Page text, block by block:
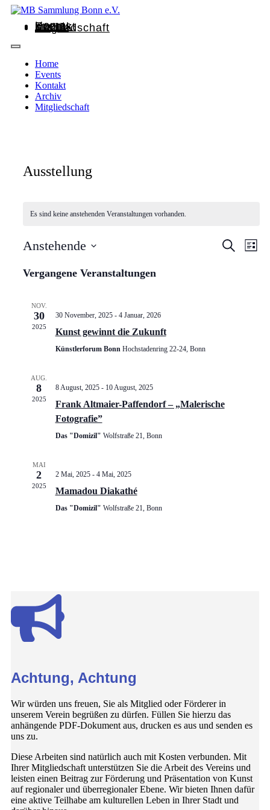
Home
Events
Kontakt
Archiv
Mitgliedschaft
Home
Events
Kontakt
Archiv
Mitgliedschaft
Ausstellung
Es sind keine anstehenden Veranstaltungen vorhanden.
Suche
Liste
Anstehende
wählen.
Vergangene Veranstaltungen
NOV.
30
2025
30 November, 2025- 4 Januar, 2026
Kunst gewinnt die Zukunft
Künstlerforum Bonn Hochstadenring 22-24, Bonn
AUG.
8
2025
8 August, 2025- 10 August, 2025
Frank Altmaier-Paffendorf – „Malerische
Fotografie”
Das "Domizil" Wolfstraße 21, Bonn
MAI
2
2025
2 Mai, 2025- 4 Mai, 2025
Mamadou Diakathé
Das "Domizil" Wolfstraße 21, Bonn
Achtung, Achtung
Wir würden uns freuen, Sie als Mitglied oder Förderer in
unserem Verein begrüßen zu dürfen. Füllen Sie hierzu das
anhängende PDF-Dokument aus, drucken es aus und senden es
uns zu.
Diese Arbeiten sind natürlich auch mit Kosten verbunden. Mit
Ihrer Mitgliedschaft unterstützen Sie die Arbeit des Vereins und
leisten einen Beitrag zur Förderung und Präsentation von Kunst
auf regionaler und überregionaler Ebene. Wir bieten Ihnen dafür
eine aktive Teilhabe am kulturellen Leben in Ihrer Stadt und